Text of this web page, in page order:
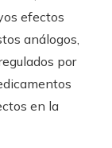
efectos
análogos,
por
en la